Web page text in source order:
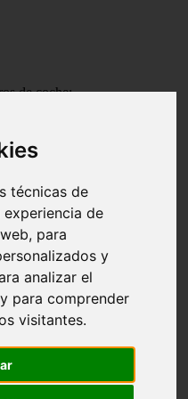
técnicas de
de
para
y
analizar el
para comprender
visitantes.
de coche:
completos e intuitivos.
de coche:
uno de los más
de
seguros de coche